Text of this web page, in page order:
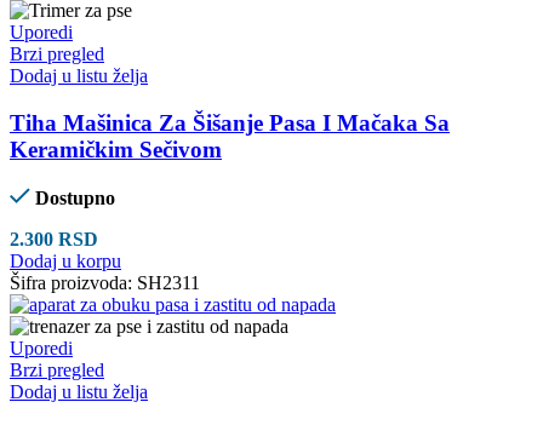
Uporedi
Brzi pregled
Dodaj u listu želja
Tiha Mašinica Za Šišanje Pasa I Mačaka Sa
Keramičkim Sečivom
Dostupno
2.300 RSD
Dodaj u korpu
Šifra proizvoda: SH2311
Uporedi
Brzi pregled
Dodaj u listu želja